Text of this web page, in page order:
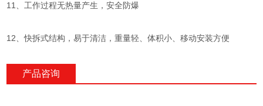
11、工作过程无热量产生，安全防爆
12、快拆式结构，易于清洁，重量轻、体积小、移动安装方便
产品咨询